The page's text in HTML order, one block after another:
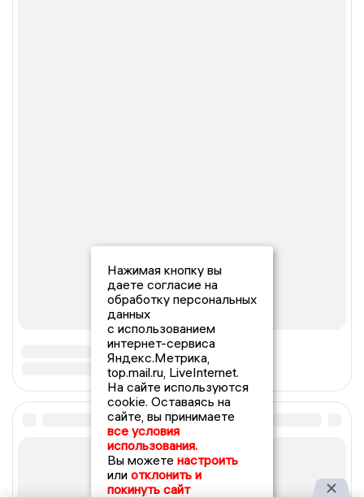
Нажимая кнопку вы
даете согласие на
обработку персональных
данных
с использованием
интернет-сервиса
Яндекс.Метрика,
top.mail.ru, LiveInternet.
На сайте используются
cookie. Оставаясь на
сайте, вы принимаете
все условия
использования.
Вы можете настроить
или отклонить и
покинуть сайт